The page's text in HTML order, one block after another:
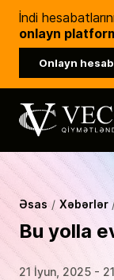
İndi
onlayn
Onlayn
Vecon Consulting
Əsas Xəbərlər
Bu yolla
21 İyun, 2025 -